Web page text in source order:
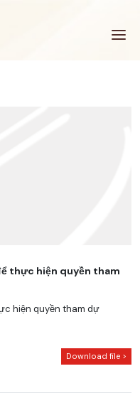
thực hiện quyền tham
hiện quyền tham dự
Download file >